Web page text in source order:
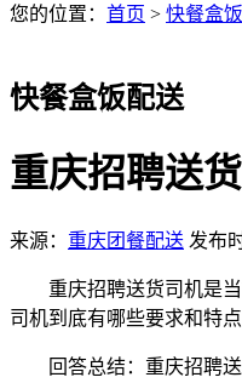
您的位置： 首页 > 快餐盒
快餐盒饭配送
重庆招聘送
来源： 重庆团餐配送 发布
重庆招聘送货司机是
司机到底有哪些要求和特
回答总结：重庆招聘